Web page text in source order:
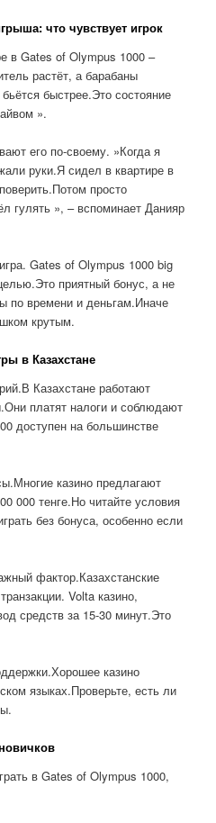
что чувствует игрок
в Gates of Olympus 1000 –
растёт, а барабаны
быстрее.Это состояние
».
его по-своему. »Когда я
руки.Я сидел в квартире в
просто
гулять », – вспоминает Данияр
Gates of Olympus 1000 big
приятный бонус, а не
по времени и деньгам.Иначе
крутым.
в Казахстане
Казахстане работают
платят налоги и соблюдают
доступен на большинстве
казино предлагают
000 тенге.Но читайте условия
без бонуса, особенно если
фактор.Казахстанские
Volta казино,
средств за 15-30 минут.Это
казино
языках.Проверьте, есть ли
в Gates of Olympus 1000,